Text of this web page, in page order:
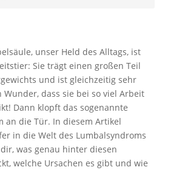
unser Held des Alltags, ist
Sie trägt einen großen Teil
und ist gleichzeitig sehr
Wunder, dass sie bei so viel Arbeit
Dann klopft das sogenannte
an die Tür. In diesem Artikel
in die Welt des Lumbalsyndroms
was genau hinter diesen
welche Ursachen es gibt und wie